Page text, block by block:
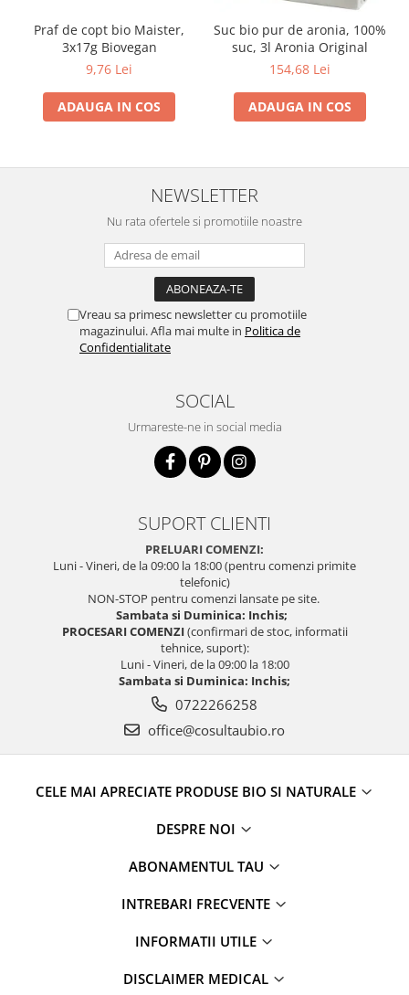
Praf de copt bio Maister,
3x17g Biovegan
9,76 Lei
ADAUGA IN COS
Suc bio pur de aronia, 100%
suc, 3l Aronia Original
154,68 Lei
ADAUGA IN COS
NEWSLETTER
Nu rata ofertele si promotiile noastre
Vreau sa primesc newsletter cu promotiile
magazinului. Afla mai multe in Politica de
Confidentialitate
SOCIAL
Urmareste-ne in social media
SUPORT CLIENTI
PRELUARI COMENZI:
Luni - Vineri, de la 09:00 la 18:00 (pentru comenzi primite
telefonic)
NON-STOP pentru comenzi lansate pe site.
Sambata si Duminica: Inchis;
PROCESARI COMENZI(confirmari de stoc, informatii
tehnice, suport):
Luni - Vineri, de la 09:00 la 18:00
Sambata si Duminica: Inchis;
0722266258
office@cosultaubio.ro
CELE MAI APRECIATE PRODUSE BIO SI NATURALE
DESPRE NOI
ABONAMENTUL TAU
INTREBARI FRECVENTE
INFORMATII UTILE
DISCLAIMER MEDICAL